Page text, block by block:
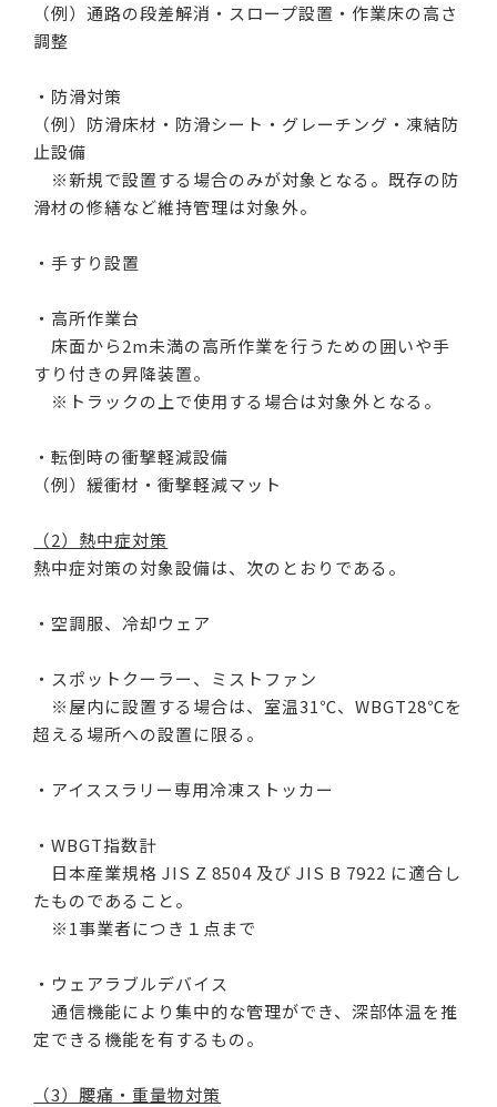
（例）通路の段差解消・スロープ設置・作業床の高さ
調整
・防滑対策
（例）防滑床材・防滑シート・グレーチング・凍結防
止設備
※新規で設置する場合のみが対象となる。既存の防
滑材の修繕など維持管理は対象外。
・手すり設置
・高所作業台
床面から2m未満の高所作業を行うための囲いや手
すり付きの昇降装置。
※トラックの上で使用する場合は対象外となる。
・転倒時の衝撃軽減設備
（例）緩衝材・衝撃軽減マット
（2）熱中症対策
熱中症対策の対象設備は、次のとおりである。
・空調服、冷却ウェア
・スポットクーラー、ミストファン
※屋内に設置する場合は、室温31℃、WBGT28℃を
超える場所への設置に限る。
・アイススラリー専用冷凍ストッカー
・WBGT指数計
日本産業規格 JIS Z 8504 及び JIS B 7922 に適合し
たものであること。
※1事業者につき１点まで
・ウェアラブルデバイス
通信機能により集中的な管理ができ、深部体温を推
定できる機能を有するもの。
（3）腰痛・重量物対策